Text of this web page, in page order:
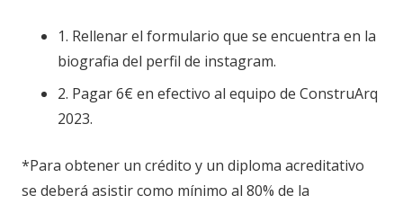
1. Rellenar el formulario que se encuentra en la
biografia del perfil de instagram.
2. Pagar 6€ en efectivo al equipo de ConstruArq
2023.
*Para obtener un crédito y un diploma acreditativo
se deberá asistir como mínimo al 80% de la